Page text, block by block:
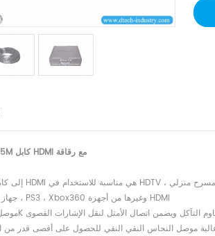
DTECH DT-6635C 35M كابل HDMI مع رقاقة
مشغل DVD ، جهاز الإسقاط ، PS3 ، Xbox360 وغيرها من أجهزة HDMI
عالية موصل النحاس النقي النقي للحصول على أقصى قدر من